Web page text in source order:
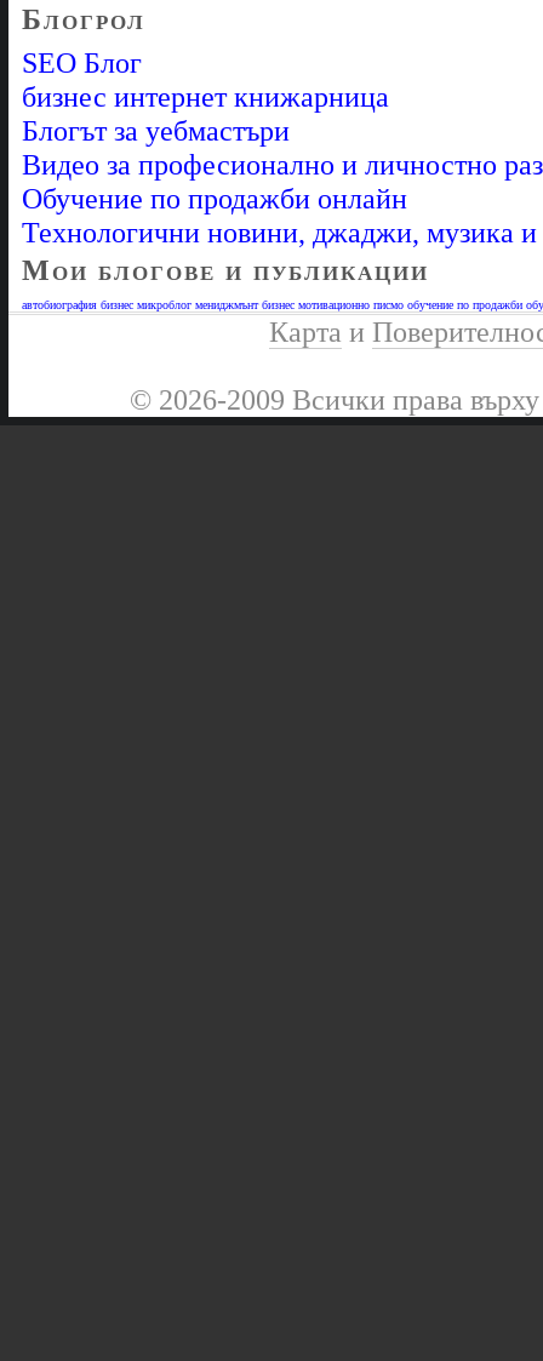
Блогрол
SEO Блог
бизнес интернет книжарница
Блогът за уебмастъри
Видео за професионално и личностно
Обучение по продажби онлайн
Технологични новини, джаджи, музика
Мои блогове и публикации
автобиография бизнес микроблог мениджмънт бизнес мотивационно писмо обучение по продажби
Карта и
© 2026-2009 Всички права върху